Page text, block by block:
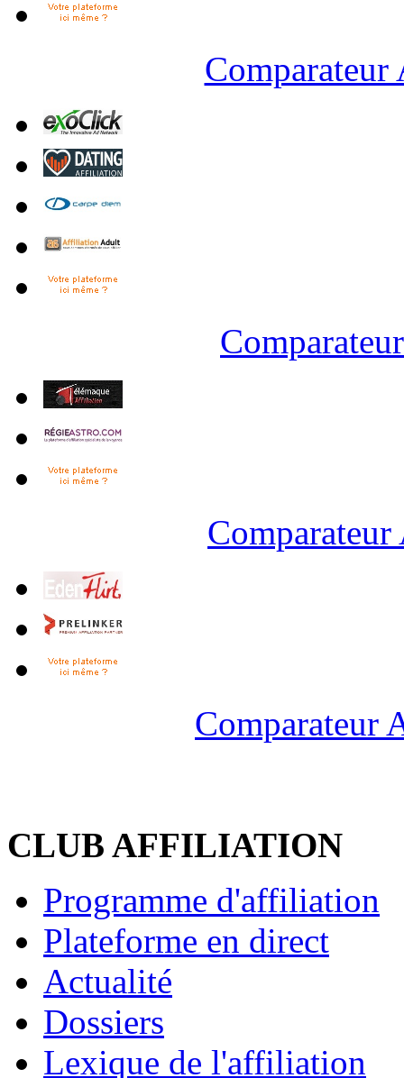
Comparateur
CLUB AFFILIATION
Programme d'affiliation
Plateforme en direct
Actualité
Dossiers
Lexique de l'affiliation